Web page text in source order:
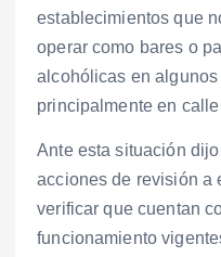
establecimientos que
operar como bares o
alcohólicas en
principalmente en
Ante esta situación
acciones de revisión a
verificar que cuentan
funcionamiento